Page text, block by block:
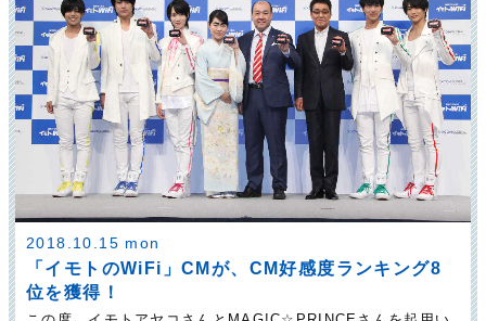
2018.10.15 mon
「イモトのWiFi」CMが、CM好感度ランキング8
位を獲得！